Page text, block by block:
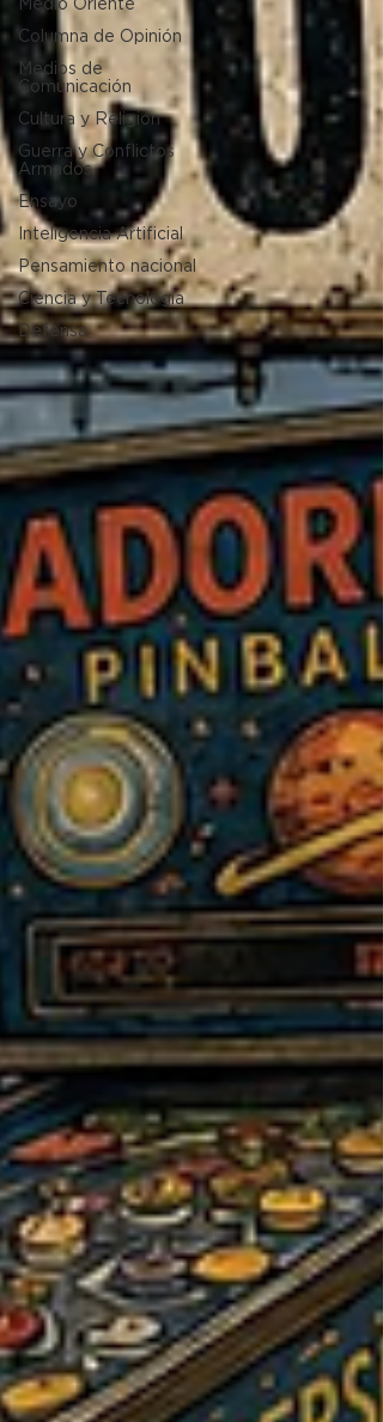
Medio Oriente
Columna de Opinión
Medios de
Comunicación
Cultura y Religión
Guerra y Conflictos
Armados
Ensayo
Inteligencia Artificial
Pensamiento nacional
Ciencia y Tecnología
Defensa